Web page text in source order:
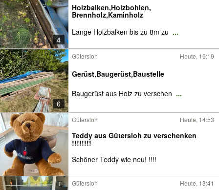
4
Holzbalken,Holzbohlen,
Brennholz,Kaminholz
Lange Holzbalken bis zu 8m zu ...
6
Gütersloh Heute, 16:19
Gerüst,Baugerüst,Baustelle
Baugerüst aus Holz zu verschen ...
Gütersloh Heute, 14:53
Teddy aus Gütersloh zu verschenken
!!!!!!!!
Schöner Teddy wie neu! !!!!
Gütersloh Heute, 13:41